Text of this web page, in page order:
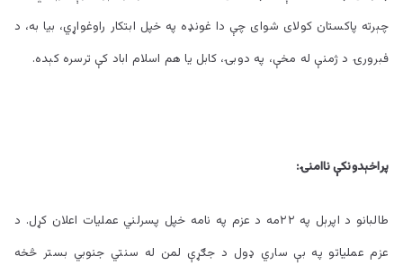
چېرته پاکستان کولای شوای چې دا غونډه په خپل ابتکار راوغواړي، بیا به، د
فبرورۍ د ژمنې له مخې، په دوبۍ، کابل یا هم اسلام اباد کې ترسره کېده.
پراخېدونکې ناامنۍ:
طالبانو د اپرېل په ۲۲مه د عزم په نامه خپل پسرلني عملیات اعلان کړل. د
عزم عملیاتو په بې ساري ډول د جګړې لمن له سنتي جنوبي بستر څخه